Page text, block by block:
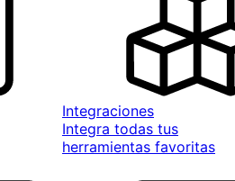
Integraciones
Integra todas tus
herramientas favoritas